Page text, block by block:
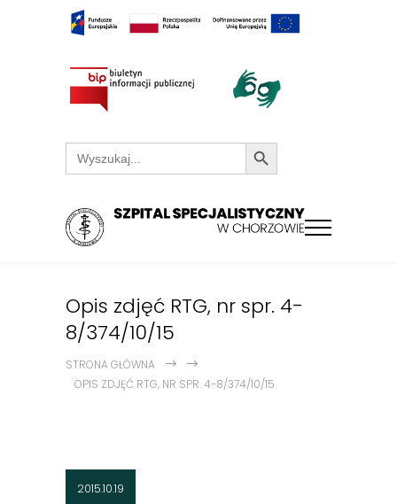
Search
for:
Search Button
Opis zdjęć RTG, nr spr. 4-
8/374/10/15
STRONA GŁÓWNA
OPIS ZDJĘĆ RTG, NR SPR. 4-8/374/10/15
2015.10.19